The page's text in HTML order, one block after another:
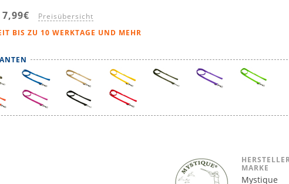
7,99€ Preisübersicht
BIS ZU 10 WERKTAGE UND MEHR
MARKE
Mystique